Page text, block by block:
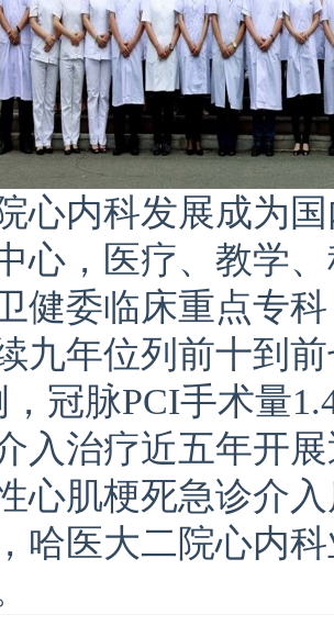
心内科发展成为
心，医疗、教学
健委临床重点专
九年位列前十到
，冠脉PCI手术量
入治疗近五年开
心肌梗死急诊介
哈医大二院心内